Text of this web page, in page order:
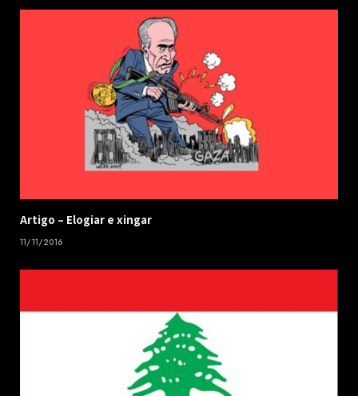
​Artigo – ​Elogiar e xingar
11/11/2016